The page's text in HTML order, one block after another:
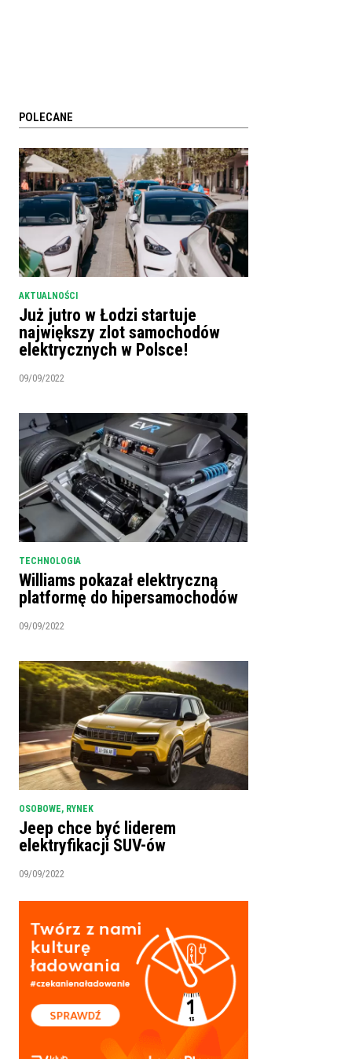
POLECANE
AKTUALNOŚCI
Już jutro w Łodzi startuje
największy zlot samochodów
elektrycznych w Polsce!
09/09/2022
TECHNOLOGIA
Williams pokazał elektryczną
platformę do hipersamochodów
09/09/2022
OSOBOWE, RYNEK
Jeep chce być liderem
elektryfikacji SUV-ów
09/09/2022